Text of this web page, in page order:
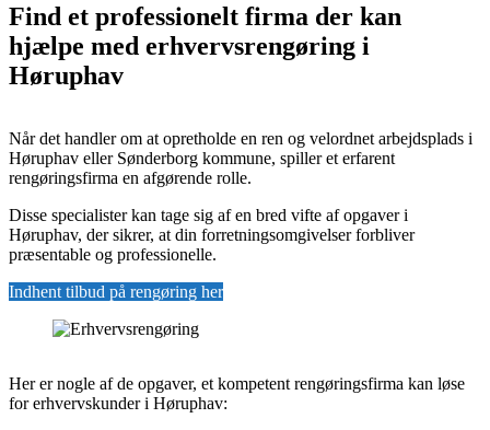
Find et professionelt firma der kan
hjælpe med erhvervsrengøring i
Høruphav
Når det handler om at opretholde en ren og velordnet arbejdsplads i
Høruphav eller Sønderborg kommune, spiller et erfarent
rengøringsfirma en afgørende rolle.
Disse specialister kan tage sig af en bred vifte af opgaver i
Høruphav, der sikrer, at din forretningsomgivelser forbliver
præsentable og professionelle.
Indhent tilbud på rengøring her
Her er nogle af de opgaver, et kompetent rengøringsfirma kan løse
for erhvervskunder i Høruphav: